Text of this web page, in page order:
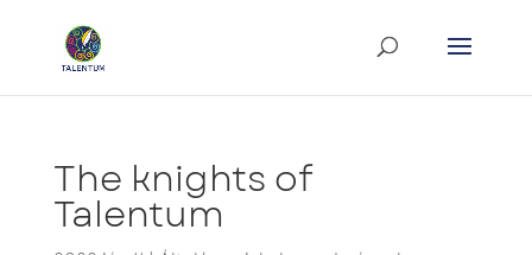
The knights of
Talentum